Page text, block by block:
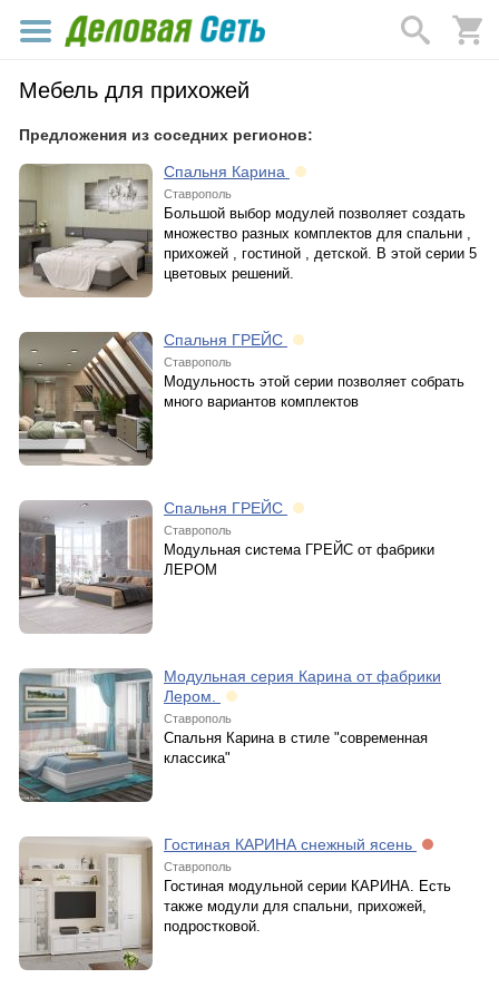
Мебель для прихожей
Предложения из соседних регионов:
Спальня Карина
Ставрополь
Большой выбор модулей позволяет создать
множество разных комплектов для спальни ,
прихожей , гостиной , детской. В этой серии 5
цветовых решений.
Спальня ГРЕЙС
Ставрополь
Модульность этой серии позволяет собрать
много вариантов комплектов
Спальня ГРЕЙС
Ставрополь
Модульная система ГРЕЙС от фабрики
ЛЕРОМ
Модульная серия Карина от фабрики
Лером.
Ставрополь
Спальня Карина в стиле "современная
классика"
Гостиная КАРИНА снежный ясень
Ставрополь
Гостиная модульной серии КАРИНА. Есть
также модули для спальни, прихожей,
подростковой.